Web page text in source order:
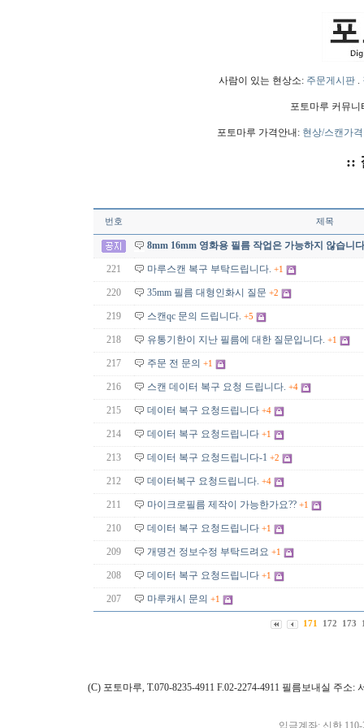
사람이 있는 현상소: 주문게시판.
포토마루 커뮤
포토마루 가격안내: 현상/스캔가격
::
번호 제목
8mm 16mm 영화용 필름 작업은 가능하지 않습니
221 마루스캔 복구 부탁드립니다. +1
220 35mm 필름 대형인화시 질문 +2
219 스캔qc 문의 드립니다. +5
218 유통기한이 지난 필름에 대한 질문입니다. +1
217 주문 전 문의 +1
216 스캔 데이터 복구 요청 드립니다. +4
215 데이터 복구 요청드립니다 +4
214 데이터 복구 요청드립니다 +1
213 데이터 복구 요청드립니다-1 +2
212 데이터복구 요청드립니다. +4
211 마이크로필름 제작이 가능한가요?? +1
210 데이터 복구 요청드립니다 +1
209 개명건 정보수정 부탁드려요 +1
208 데이터 복구 요청드립니다 +1
207 마루캐시 문의 +1
171 172 173
(C) 포토마루, T.070-8235-4911 F.02-2274-4911 필름보내실 주
입금계좌: 신한